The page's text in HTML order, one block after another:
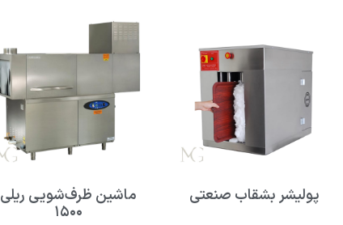
پولیشر بشقاب صنعتی ماشین ظرف‌شویی ریلی
۱۵۰۰